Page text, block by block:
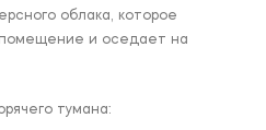
облака, которое
и оседает на
тумана: